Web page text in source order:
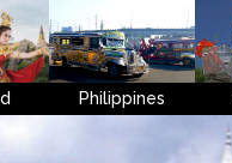
Philippines